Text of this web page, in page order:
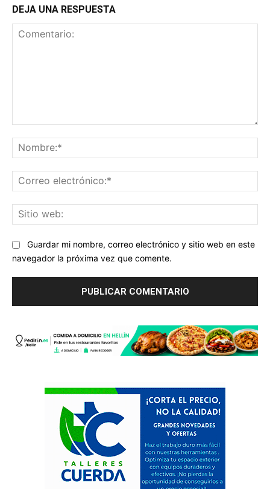
DEJA UNA RESPUESTA
Guardar mi nombre, correo electrónico y sitio web en este
navegador la próxima vez que comente.